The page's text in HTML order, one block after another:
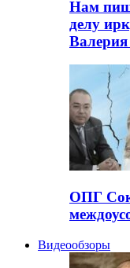
Нам
делу
ОПГ
Видеообзоры